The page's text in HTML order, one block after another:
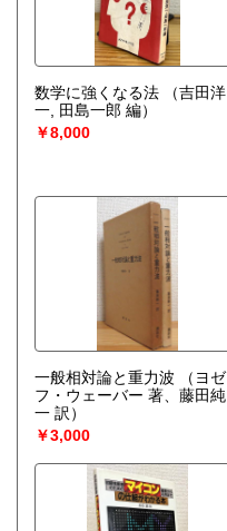
数学に強くなる法
（吉田洋
一, 田島一郎 編）
￥8,000
一般相対論と重力波
（ヨゼ
フ・ウェーバー 著、藤田純
一 訳）
￥3,000